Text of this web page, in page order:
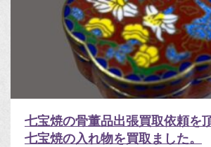
七宝焼の骨董品出張買取依頼を
七宝焼の入れ物を買取ました。